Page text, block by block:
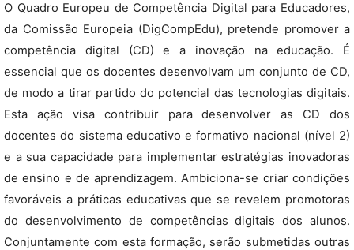
O Quadro Europeu de Competência Digital para Educadores,
da Comissão Europeia (DigCompEdu), pretende promover a
competência digital (CD) e a inovação na educação. É
essencial que os docentes desenvolvam um conjunto de CD,
de modo a tirar partido do potencial das tecnologias digitais.
Esta ação visa contribuir para desenvolver as CD dos
docentes do sistema educativo e formativo nacional (nível 2)
e a sua capacidade para implementar estratégias inovadoras
de ensino e de aprendizagem. Ambiciona-se criar condições
favoráveis a práticas educativas que se revelem promotoras
do desenvolvimento de competências digitais dos alunos.
Conjuntamente com esta formação, serão submetidas outras